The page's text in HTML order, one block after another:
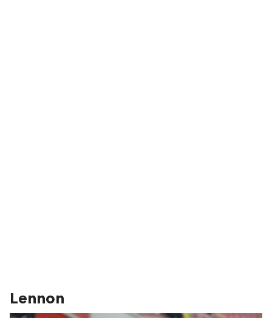
Lennon